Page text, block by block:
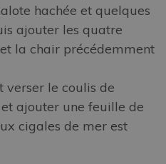
hachée et quelques
ajouter les quatre
la chair précédemment
verser le coulis de
ajouter une feuille de
cigales de mer est